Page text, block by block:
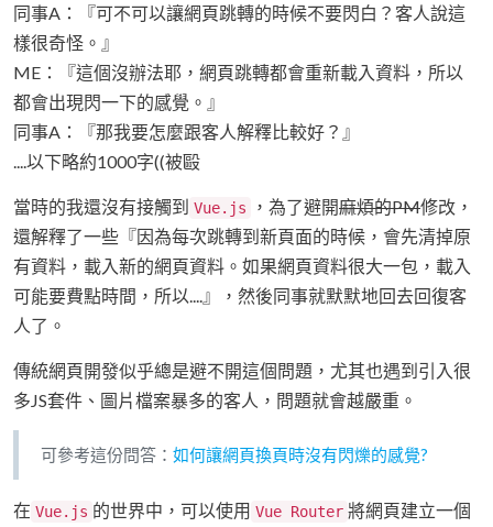
同事A：『可不可以讓網頁跳轉的時候不要閃白？客人說這
樣很奇怪。』
ME：『這個沒辦法耶，網頁跳轉都會重新載入資料，所以
都會出現閃一下的感覺。』
同事A：『那我要怎麼跟客人解釋比較好？』
....以下略約1000字((被毆
當時的我還沒有接觸到 Vue.js ，為了避開麻煩的PM修改，
還解釋了一些『因為每次跳轉到新頁面的時候，會先清掉原
有資料，載入新的網頁資料。如果網頁資料很大一包，載入
可能要費點時間，所以....』，然後同事就默默地回去回復客
人了。
傳統網頁開發似乎總是避不開這個問題，尤其也遇到引入很
多JS套件、圖片檔案暴多的客人，問題就會越嚴重。
可參考這份問答： 如何讓網頁換頁時沒有閃爍的感覺?
在 Vue.js 的世界中，可以使用 Vue Router 將網頁建立一個